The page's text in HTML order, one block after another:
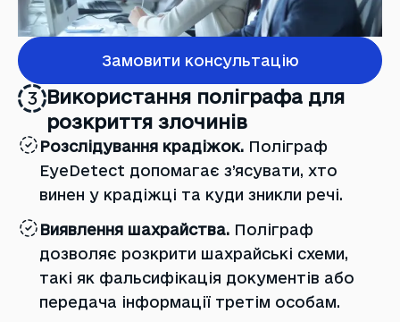
Замовити консультацію
3 Використання поліграфа для
розкриття злочинів
Розслідування крадіжок. Поліграф
EyeDetect допомагає з’ясувати, хто
винен у крадіжці та куди зникли речі.
Виявлення шахрайства. Поліграф
дозволяє розкрити шахрайські схеми,
такі як фальсифікація документів або
передача інформації третім особам.